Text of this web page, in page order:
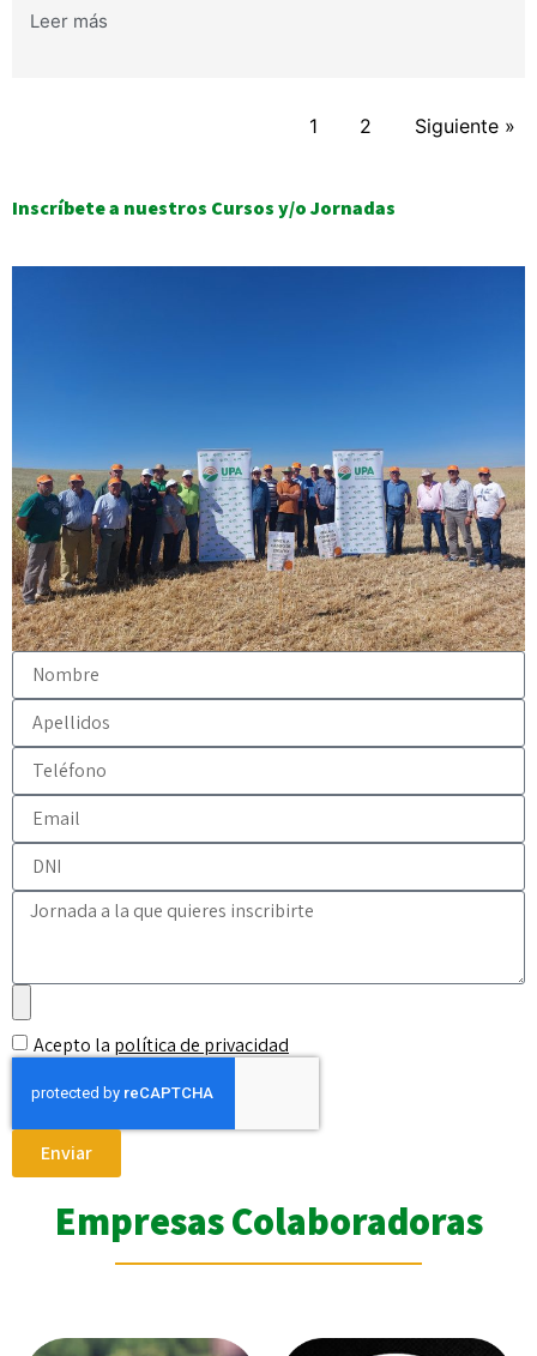
Leer más
1 2 Siguiente »
Inscríbete a nuestros Cursos y/o Jornadas
Acepto la política de privacidad
Enviar
Empresas Colaboradoras